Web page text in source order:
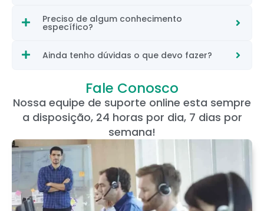
Preciso de algum conhecimento
específico?
Ainda tenho dúvidas o que devo fazer?
Fale Conosco
Nossa equipe de suporte online esta sempre
a disposição, 24 horas por dia, 7 dias por
semana!